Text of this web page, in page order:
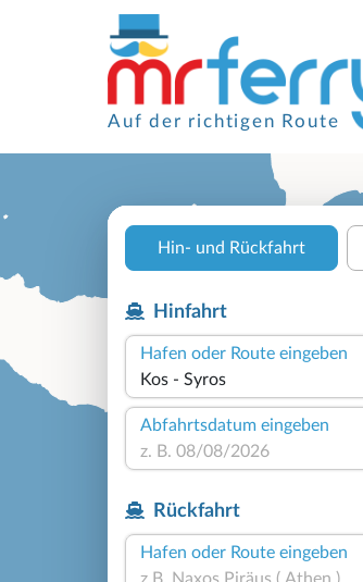
Auf der richtigen Route
Hin- und Rückfahrt
Hinfahrt
Hafen oder Route eingeben
Abfahrtsdatum eingeben
Rückfahrt
Hafen oder Route eingeben